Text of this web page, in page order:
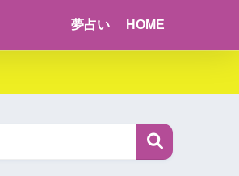
夢占い HOME